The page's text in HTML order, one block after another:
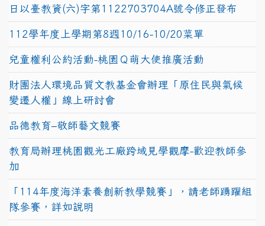
日以臺教資(六)字第1122703704A號令修正發布
112學年度上學期第8週10/16-10/20菜單
兒童權利公約活動-桃園Ｑ萌大使推廣活動
財團法人環境品質文教基金會辦理「原住民與氣候
變遷人權」線上研討會
品德教育–敬師藝文競賽
教育局辦理桃園觀光工廠跨域見學觀摩-歡迎教師參
加
「114年度海洋素養創新教學競賽」，請老師踴躍組
隊參賽，詳如說明